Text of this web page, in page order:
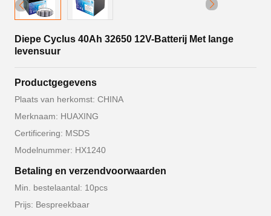
Diepe Cyclus 40Ah 32650 12V-Batterij Met lange
levensuur
Productgegevens
Plaats van herkomst: CHINA
Merknaam: HUAXING
Certificering: MSDS
Modelnummer: HX1240
Betaling en verzendvoorwaarden
Min. bestelaantal: 10pcs
Prijs: Bespreekbaar